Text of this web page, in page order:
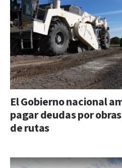
El Gobierno nacional
pagar deudas por
de rutas